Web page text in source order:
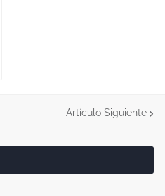
Artículo Siguiente